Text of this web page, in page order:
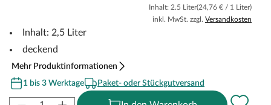
Inhalt: 2.5 Liter(24,76 € / 1 Liter)
inkl. MwSt. zzgl. Versandkosten
Inhalt: 2,5 Liter
deckend
Mehr Produktinformationen
1 bis 3 Werktage
Paket- oder Stückgutversand